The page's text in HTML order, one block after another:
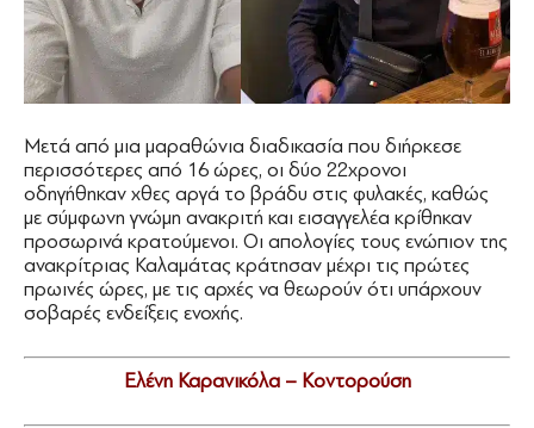
Μετά από μια μαραθώνια διαδικασία που διήρκεσε
περισσότερες από 16 ώρες, οι δύο 22χρονοι
οδηγήθηκαν χθες αργά το βράδυ στις φυλακές, καθώς
με σύμφωνη γνώμη ανακριτή και εισαγγελέα κρίθηκαν
προσωρινά κρατούμενοι. Οι απολογίες τους ενώπιον της
ανακρίτριας Καλαμάτας κράτησαν μέχρι τις πρώτες
πρωινές ώρες, με τις αρχές να θεωρούν ότι υπάρχουν
σοβαρές ενδείξεις ενοχής.
Ελένη Καρανικόλα – Κοντορούση